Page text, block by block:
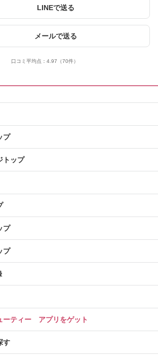
LINEで送る
メールで送る
口コミ平均点： 4.97 （70件）
プ
トップ
プ
プ
ーティー アプリをゲット
す